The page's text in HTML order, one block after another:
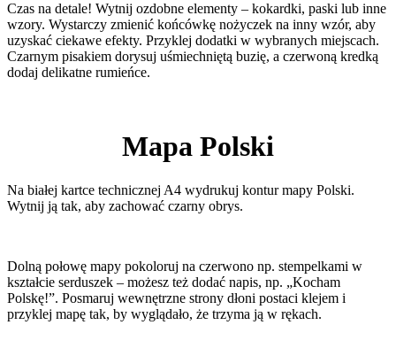
Czas na detale! Wytnij ozdobne elementy – kokardki, paski lub inne
wzory. Wystarczy zmienić końcówkę nożyczek na inny wzór, aby
uzyskać ciekawe efekty. Przyklej dodatki w wybranych miejscach.
Czarnym pisakiem dorysuj uśmiechniętą buzię, a czerwoną kredką
dodaj delikatne rumieńce.
Mapa Polski
Na białej kartce technicznej A4 wydrukuj kontur mapy Polski.
Wytnij ją tak, aby zachować czarny obrys.
Dolną połowę mapy pokoloruj na czerwono np. stempelkami w
kształcie serduszek – możesz też dodać napis, np. „Kocham
Polskę!”. Posmaruj wewnętrzne strony dłoni postaci klejem i
przyklej mapę tak, by wyglądało, że trzyma ją w rękach.